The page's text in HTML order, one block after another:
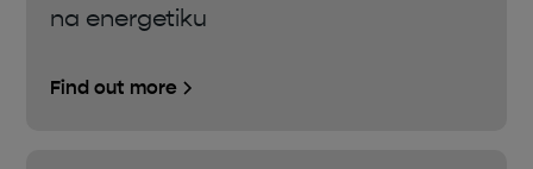
na energetiku
Find out more